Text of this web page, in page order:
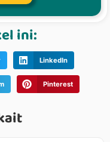
ini:
LinkedIn
Pinterest